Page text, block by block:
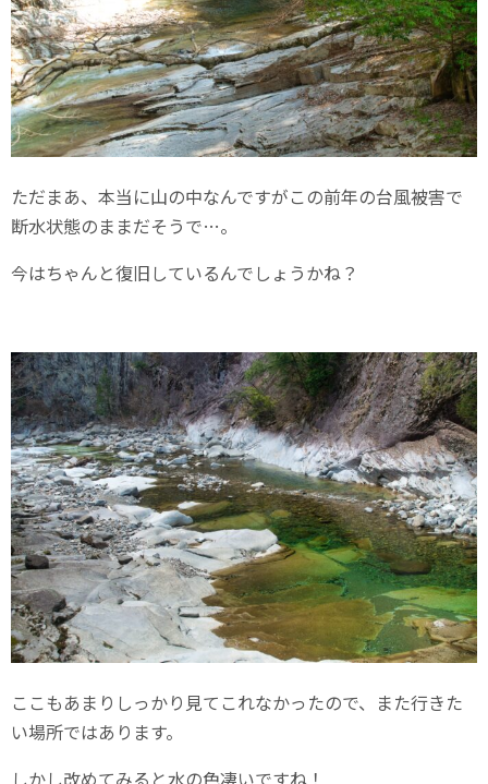
ただまあ、本当に山の中なんですがこの前年の台風被害で
断水状態のままだそうで…。
今はちゃんと復旧しているんでしょうかね？
ここもあまりしっかり見てこれなかったので、また行きた
い場所ではあります。
しかし改めてみると水の色凄いですね！